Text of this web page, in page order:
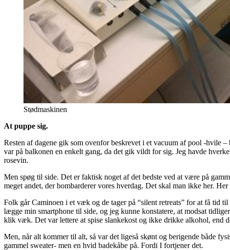
Stødmaskinen
At puppe sig.
Resten af dagene gik som ovenfor beskrevet i et vacuum af pool -hvile
var på balkonen en enkelt gang, da det gik vildt for sig. Jeg havde
rosevin.
Men spøg til side. Det er faktisk noget af det bedste ved at være på
meget andet, der bombarderer vores hverdag. Det skal man ikke her.
Folk går Caminoen i et væk og de tager på “silent retreats” for at få tid
lægge min smartphone til side, og jeg kunne konstatere, at modsat
klik væk. Det var lettere at spise slankekost og ikke drikke alkohol, end
Men, når alt kommer til alt, så var det ligeså skønt og berigende både
gammel sweater- men en hvid badekåbe på. Fordi I fortjener det.